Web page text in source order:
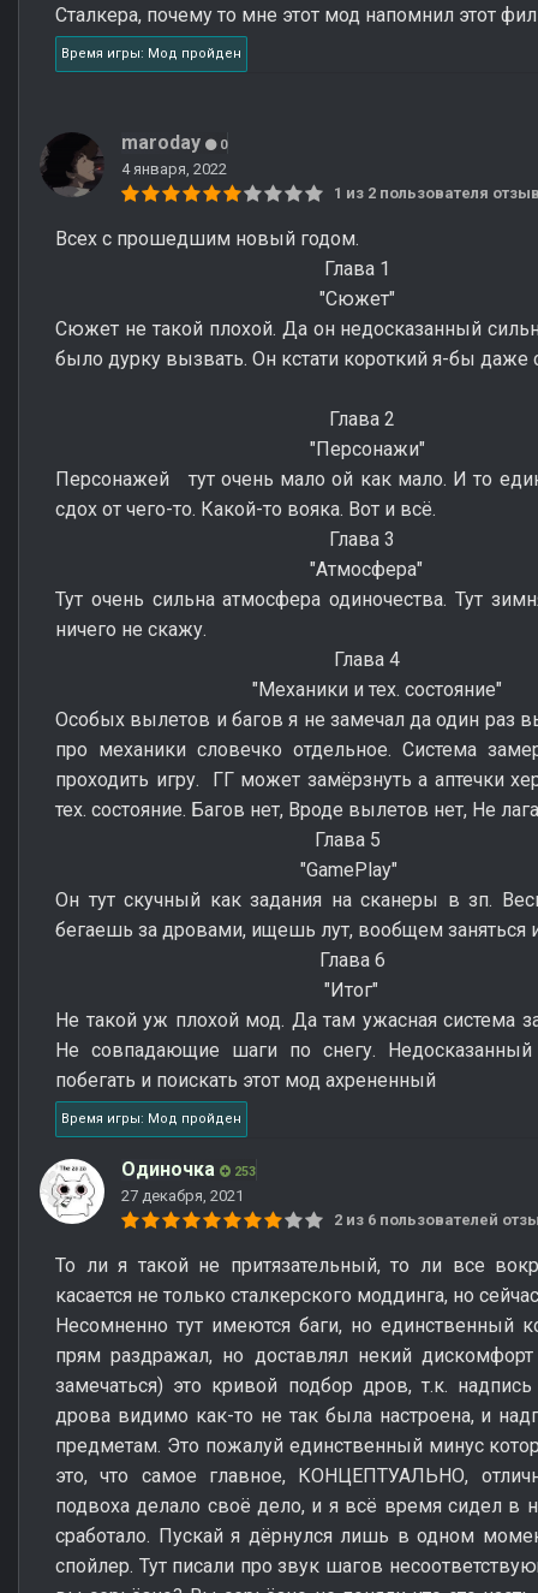
Сталкера, почему то мне этот мод напомнил этот
Время игры: Мод пройден
maroday 0
4 января, 2022
1 из 2 пользователя
Всех с прошедшим новый годом.
Глава 1
"Сюжет"
Сюжет не такой плохой. Да он недосказанный
было дурку вызвать. Он кстати короткий я-бы даже
Глава 2
"Персонажи"
Персонажей тут очень мало ой как мало. И то
сдох от чего-то. Какой-то вояка. Вот и всё.
Глава 3
"Атмосфера"
Тут очень сильна атмосфера одиночества. Тут
ничего не скажу.
Глава 4
"Механики и тех. состояние"
Особых вылетов и багов я не замечал да один раз
про механики словечко отдельное. Система
проходить игру. ГГ может замёрзнуть а аптечки
тех. состояние. Багов нет, Вроде вылетов нет, Не
Глава 5
"GamePlay"
Он тут скучный как задания на сканеры в зп.
бегаешь за дровами, ищешь лут, вообщем заняться
Глава 6
"Итог"
Не такой уж плохой мод. Да там ужасная система
Не совпадающие шаги по снегу.
побегать и поискать этот мод ахрененный
Время игры: Мод пройден
Одиночка 253
27 декабря, 2021
2 из 6 пользователей
То ли я такой не притязательный, то ли все
касается не только сталкерского моддинга, но
Несомненно тут имеются баги, но единственный
прям раздражал, но доставлял некий
замечаться) это кривой подбор дров, т.к.
дрова видимо как-то не так была настроена, и
предметам. Это пожалуй единственный минус
это, что самое главное, КОНЦЕПТУАЛЬНО,
подвоха делало своё дело, и я всё время сидел в
сработало. Пускай я дёрнулся лишь в одном
спойлер. Тут писали про звук шагов